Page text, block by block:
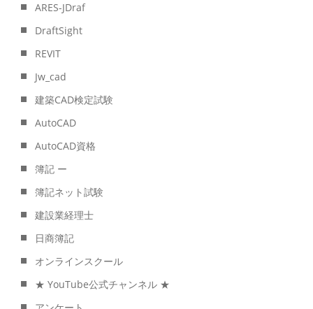
ARES-JDraf
DraftSight
REVIT
Jw_cad
建築CAD検定試験
AutoCAD
AutoCAD資格
簿記 ー
簿記ネット試験
建設業経理士
日商簿記
オンラインスクール
★ YouTube公式チャンネル ★